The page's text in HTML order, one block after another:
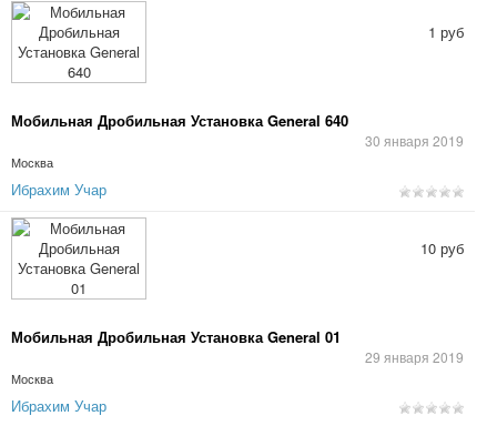
Мобильная Дробильная Установка General 640
30 января 2019
Москва
1 руб
Ибрахим Учар
Мобильная Дробильная Установка General 01
29 января 2019
Москва
10 руб
Ибрахим Учар